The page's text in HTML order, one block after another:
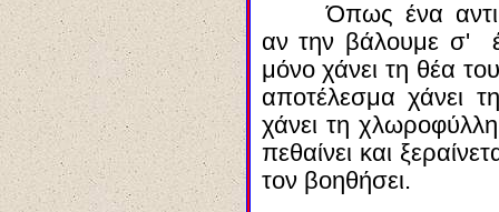
Όπως ένα
αν την βάλουμε σ'
μόνο χάνει τη θέα
αποτέλεσμα χάνει
χάνει τη
πεθαίνει και
τον βοηθήσει.